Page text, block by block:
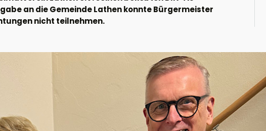
an die Gemeinde Lathen konnte Bürgermeister
nicht teilnehmen.